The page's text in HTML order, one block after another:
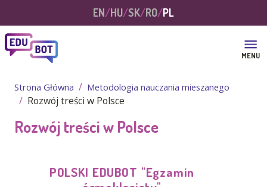
MENU
EN HU SK RO PL
Strona Główna Metodologia nauczania mieszanego
Rozwój treści w Polsce
Rozwój treści w Polsce
POLSKI EDUBOT "Egzamin